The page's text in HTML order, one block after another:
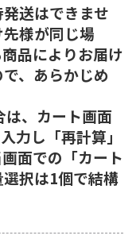
送はできませ
様が同じ場
品によりお届け
、あらかじめ
、カート画面
力し「再計算」
面での「カート
択は1個で結構